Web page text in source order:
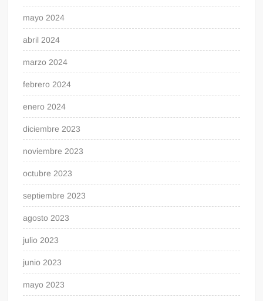
mayo 2024
abril 2024
marzo 2024
febrero 2024
enero 2024
diciembre 2023
noviembre 2023
octubre 2023
septiembre 2023
agosto 2023
julio 2023
junio 2023
mayo 2023